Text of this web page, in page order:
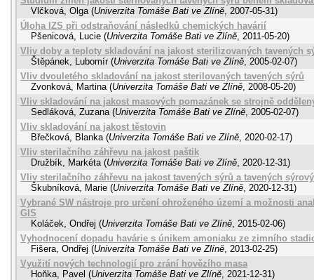
Vlčková, Olga (Univerzita Tomáše Bati ve Zlíně, 2007-05-31)
Úloha IZS při odstraňování následků chemických havárií
Pšenicová, Lucie (Univerzita Tomáše Bati ve Zlíně, 2011-05-20)
Vliv doby a teploty skladování na jakost sterilizovaných tavených
Štěpánek, Lubomír (Univerzita Tomáše Bati ve Zlíně, 2005-02-07)
Vliv dvouletého skladování na jakost sterilovaných tavených sýrů
Zvonková, Martina (Univerzita Tomáše Bati ve Zlíně, 2008-05-20)
Vliv skladování na jakost masových pomazánek se strojně
Sedláková, Zuzana (Univerzita Tomáše Bati ve Zlíně, 2005-02-07)
Vliv skladování na jakost těstovin
Břečková, Blanka (Univerzita Tomáše Bati ve Zlíně, 2020-02-17)
Vliv sterilačního záhřevu na jakost paštik
Družbík, Markéta (Univerzita Tomáše Bati ve Zlíně, 2020-12-31)
Vliv sterilačního záhřevu na jakost tavených sýrů a tavených
Škubníková, Marie (Univerzita Tomáše Bati ve Zlíně, 2020-12-31)
Vybrané SW nástroje pro určení ohroženého území a možnosti
GIS
Koláček, Ondřej (Univerzita Tomáše Bati ve Zlíně, 2015-02-06)
Vyhodnocení dopadu havárie s únikem amoniaku ze zimního
Fišera, Ondřej (Univerzita Tomáše Bati ve Zlíně, 2013-02-25)
Využití nových technologií pro zrání hovězího masa
Hoňka, Pavel (Univerzita Tomáše Bati ve Zlíně, 2021-12-31)